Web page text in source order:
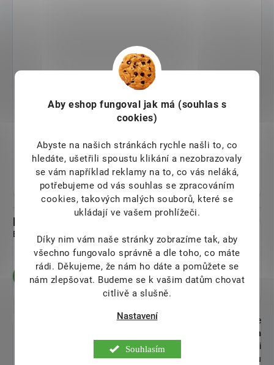
Aby eshop fungoval jak má (souhlas s
cookies)
Abyste na našich stránkách rychle našli to, co
hledáte, ušetřili spoustu klikání a nezobrazovaly
se vám například reklamy na to, co vás neláká,
potřebujeme od vás souhlas se zpracováním
cookies, takových malých souborů, které se
ukládají ve vašem prohlížeči.
Díky nim vám naše stránky zobrazíme tak, aby
všechno fungovalo správně a dle toho, co máte
rádi. Děkujeme, že nám ho dáte a pomůžete se
nám zlepšovat. Budeme se k vašim datům chovat
citlivě a slušně.
Nastavení
Souhlasím
Diskuze
Buďte první, kdo napíše příspěvek k této položce.
Přidat komentář
Incognitoje britská společnost, která se
přírodních
repelentůs minimálně 98% přírodními
ingrediencemi. Tyto repelenty jsou